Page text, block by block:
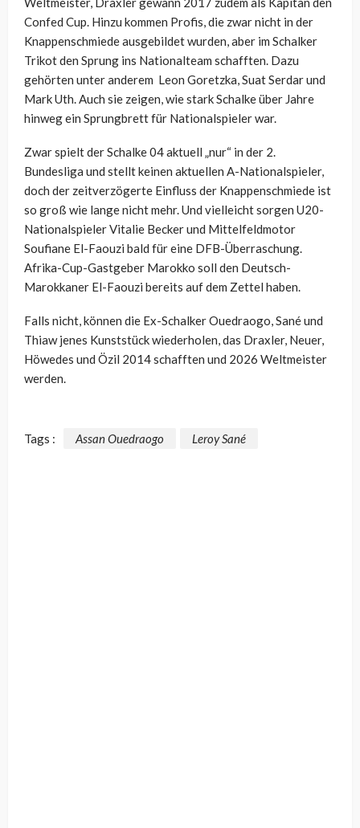
Confed Cup. Hinzu kommen Profis, die zwar nicht in der
Knappenschmiede ausgebildet wurden, aber im Schalker
Trikot den Sprung ins Nationalteam schafften. Dazu
gehörten unter anderem Leon Goretzka, Suat Serdar und
Mark Uth. Auch sie zeigen, wie stark Schalke über Jahre
hinweg ein Sprungbrett für Nationalspieler war.
Zwar spielt der Schalke 04 aktuell „nur“ in der 2.
Bundesliga und stellt keinen aktuellen A-Nationalspieler,
doch der zeitverzögerte Einfluss der Knappenschmiede ist
so groß wie lange nicht mehr. Und vielleicht sorgen U20-
Nationalspieler Vitalie Becker und Mittelfeldmotor
Soufiane El-Faouzi bald für eine DFB-Überraschung.
Afrika-Cup-Gastgeber Marokko soll den Deutsch-
Marokkaner El-Faouzi bereits auf dem Zettel haben.
Falls nicht, können die Ex-Schalker Ouedraogo, Sané und
Thiaw jenes Kunststück wiederholen, das Draxler, Neuer,
Höwedes und Özil 2014 schafften und 2026 Weltmeister
werden.
Tags : Assan Ouedraogo Leroy Sané